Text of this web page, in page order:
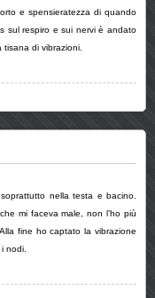
e spensieratezza di quando
sul respiro e sui nervi è andato
di vibrazioni.
nella testa e bacino.
mi faceva male, non l’ho più
fine ho captato la vibrazione
nodi.